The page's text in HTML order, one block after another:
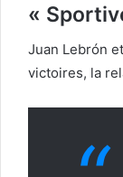
«
Juan Lebrón
victoires, la